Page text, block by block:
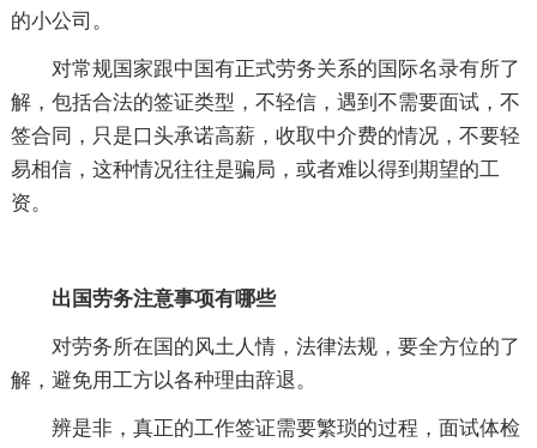
的小公司。
对常规国家跟中国有正式劳务关系的国际名录有所了
解，包括合法的签证类型，不轻信，遇到不需要面试，不
签合同，只是口头承诺高薪，收取中介费的情况，不要轻
易相信，这种情况往往是骗局，或者难以得到期望的工
资。
出国劳务注意事项有哪些
对劳务所在国的风土人情，法律法规，要全方位的了
解，避免用工方以各种理由辞退。
辨是非，真正的工作签证需要繁琐的过程，面试体检